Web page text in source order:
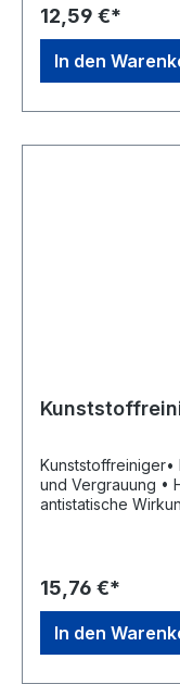
Uhrengläser, Fensterscheiben
und leichten
Dursol Fabrik Otto
22, 42655 Solingen,
info@autosol.de
12,59 €*
In den
und Vergrauung • Hat eine farbauffrischende und
antistatische Wirkung • Für alle
2718-0,
15,76 €*
In den